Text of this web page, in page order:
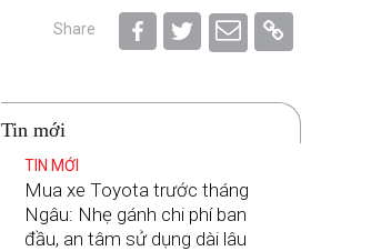
Share
Tin mới
TIN MỚI
Mua xe Toyota trước tháng
Ngâu: Nhẹ gánh chi phí ban
đầu, an tâm sử dụng dài lâu